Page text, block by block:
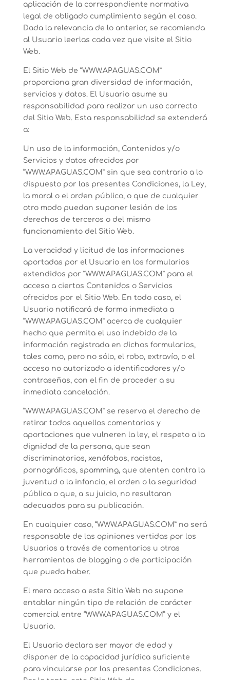
aplicación de la correspondiente normativa
legal de obligado cumplimiento según el caso.
Dada la relevancia de lo anterior, se recomienda
al Usuario leerlas cada vez que visite el Sitio
Web.
El Sitio Web de “WWW.APAGUAS.COM”
proporciona gran diversidad de información,
servicios y datos. El Usuario asume su
responsabilidad para realizar un uso correcto
del Sitio Web. Esta responsabilidad se extenderá
a:
Un uso de la información, Contenidos y/o
Servicios y datos ofrecidos por
“WWW.APAGUAS.COM” sin que sea contrario a lo
dispuesto por las presentes Condiciones, la Ley,
la moral o el orden público, o que de cualquier
otro modo puedan suponer lesión de los
derechos de terceros o del mismo
funcionamiento del Sitio Web.
La veracidad y licitud de las informaciones
aportadas por el Usuario en los formularios
extendidos por “WWW.APAGUAS.COM” para el
acceso a ciertos Contenidos o Servicios
ofrecidos por el Sitio Web. En todo caso, el
Usuario notificará de forma inmediata a
“WWW.APAGUAS.COM” acerca de cualquier
hecho que permita el uso indebido de la
información registrada en dichos formularios,
tales como, pero no sólo, el robo, extravío, o el
acceso no autorizado a identificadores y/o
contraseñas, con el fin de proceder a su
inmediata cancelación.
“WWW.APAGUAS.COM” se reserva el derecho de
retirar todos aquellos comentarios y
aportaciones que vulneren la ley, el respeto a la
dignidad de la persona, que sean
discriminatorios, xenófobos, racistas,
pornográficos, spamming, que atenten contra la
juventud o la infancia, el orden o la seguridad
pública o que, a su juicio, no resultaran
adecuados para su publicación.
En cualquier caso, “WWW.APAGUAS.COM” no será
responsable de las opiniones vertidas por los
Usuarios a través de comentarios u otras
herramientas de blogging o de participación
que pueda haber.
El mero acceso a este Sitio Web no supone
entablar ningún tipo de relación de carácter
comercial entre “WWW.APAGUAS.COM” y el
Usuario.
El Usuario declara ser mayor de edad y
disponer de la capacidad jurídica suficiente
para vincularse por las presentes Condiciones.